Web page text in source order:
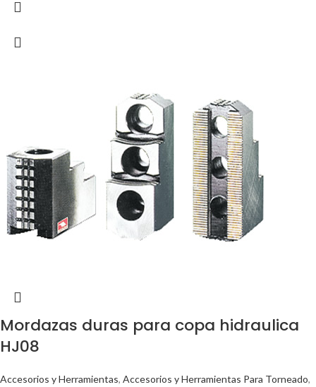
Mordazas duras para copa hidraulica
HJ08
Accesorios y Herramientas, Accesorios y Herramientas Para Torneado,